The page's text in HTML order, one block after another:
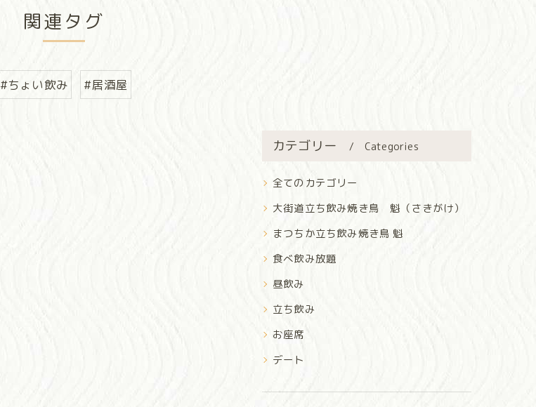
関連タグ
#ちょい飲み #居酒屋
カテゴリー Categories
全てのカテゴリー
大街道立ち飲み焼き鳥 魁（さきがけ）
まつちか立ち飲み焼き鳥 魁
食べ飲み放題
昼飲み
立ち飲み
お座席
デート